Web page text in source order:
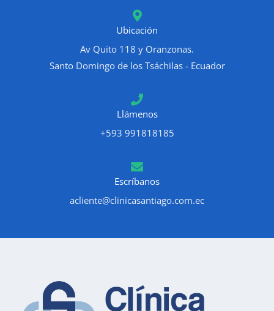
Ubicación
Av Quito 118 y Oranzonas.
Santo Domingo de los Tsáchilas - Ecuador
Llámenos
+593 991818185
Escríbanos
acliente@clinicasantiago.com.ec